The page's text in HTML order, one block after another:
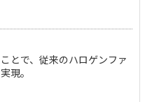
とで、従来のハロゲンファ
現。